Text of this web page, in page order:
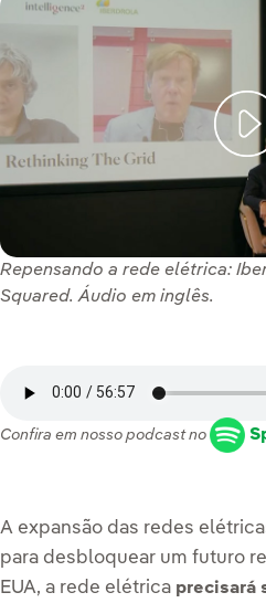
Repensando a rede elétrica:
Squared. Áudio em inglês.
Confira em nosso podcast no
A expansão das redes
para desbloquear um futuro
EUA, a rede elétrica precisará